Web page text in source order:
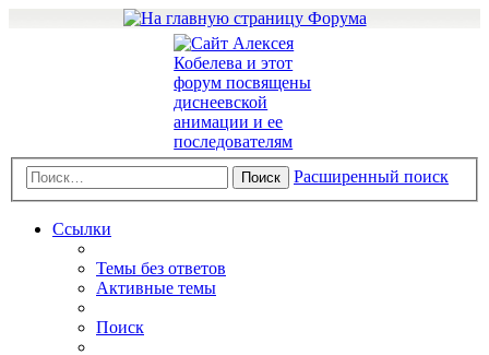
Поиск Расширенный поиск
Ссылки
Темы без ответов
Активные темы
Поиск